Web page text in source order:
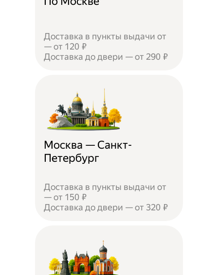
Доставка в пункты выдачи от
— от 120 ₽
Доставка до двери — от 290 ₽
Москва — Санкт-
Петербург
Доставка в пункты выдачи от
— от 150 ₽
Доставка до двери — от 320 ₽